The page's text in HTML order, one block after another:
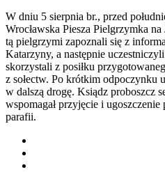
W dniu 5 sierpnia br., przed
Wrocławska Piesza Pielgrzymka
tą pielgrzymi zapoznali się z
Katarzyny, a następnie
skorzystali z posiłku
z sołectw. Po krótkim odpoczynku
w dalszą drogę. Ksiądz proboszcz
wspomagał przyjęcie i
parafii.